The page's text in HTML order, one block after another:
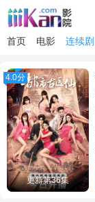
首页 电影 连续剧
4.0分
更新第36集